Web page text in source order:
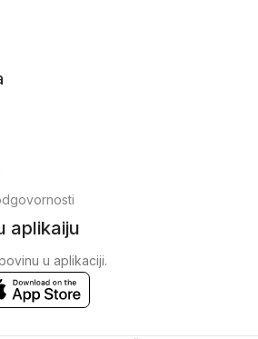
aplikaiju
u aplikaciji.